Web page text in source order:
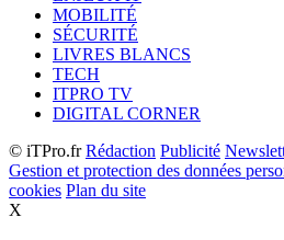
MOBILITÉ
SÉCURITÉ
LIVRES BLANCS
TECH
ITPRO TV
DIGITAL CORNER
© iTPro.frRédaction Publicité
Gestion et protection des données
cookies Plan du site
X